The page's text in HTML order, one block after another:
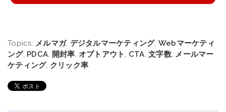
Topics: メルマガ, デジタルマーケティング, Webマーケティ
ング, PDCA, 開封率, オプトアウト , CTA, 文字数, メールマー
ケティング, クリック率